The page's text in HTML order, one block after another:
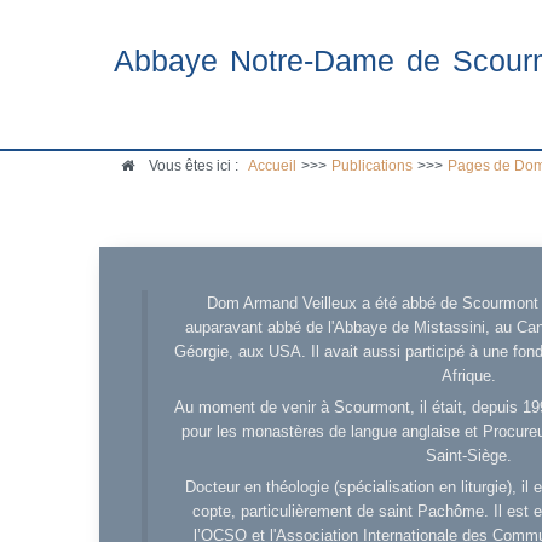
Abbaye Notre-Dame de
Vous êtes ici : Accueil >>> Publications >>> Pages de
Dom Armand Veilleux a été abbé de
auparavant abbé de l'Abbaye de Mistassini, au
Géorgie, aux USA. Il avait aussi participé à une
Afrique.
Au moment de venir à Scourmont, il était, depuis
pour les monastères de langue anglaise et
Saint-Siège.
Docteur en théologie (spécialisation en liturgie), il
copte, particulièrement de saint Pachôme. Il est
l’OCSO et l'Association Internationale des